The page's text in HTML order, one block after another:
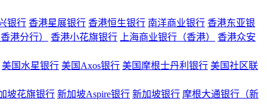
银行 香港星展银行 香港恒生银行 南洋商业银行 香港东亚银
港分行）
香港小花旗银行 上海商业银行（香港） 香港众安
美国水星银行 美国Axos银行 美国摩根士丹利银行 美国社区联
坡花旗银行 新加坡Aspire银行 新加坡银行 摩根大通银行（新